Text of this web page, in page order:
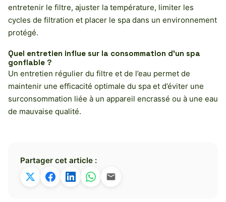
entretenir le filtre, ajuster la température, limiter les
cycles de filtration et placer le spa dans un environnement
protégé.
Quel entretien influe sur la consommation d’un spa
gonflable ?
Un entretien régulier du filtre et de l’eau permet de
maintenir une efficacité optimale du spa et d’éviter une
surconsommation liée à un appareil encrassé ou à une eau
de mauvaise qualité.
Partager cet article :